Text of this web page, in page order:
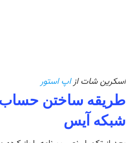
اسکرین شات ازاپ استور
طریقه ساختن حساب
شبکه آیس